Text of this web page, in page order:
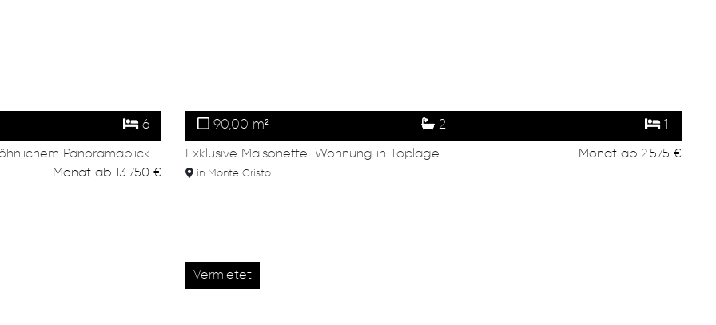
6
Panoramablick
Monatab 13.750 €
90,00 m² 2 1
Exklusive Maisonette-Wohnung in Toplage Monat ab 2.575 €
in Monte Cristo
Vermietet